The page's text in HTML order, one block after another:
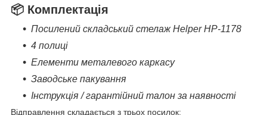
📦 Комплектація
Посилений складський стелаж Helper HP-1178
4 полиці
Елементи металевого каркасу
Заводське пакування
Інструкція / гарантійний талон за наявності
Відправлення складається з трьох посилок: